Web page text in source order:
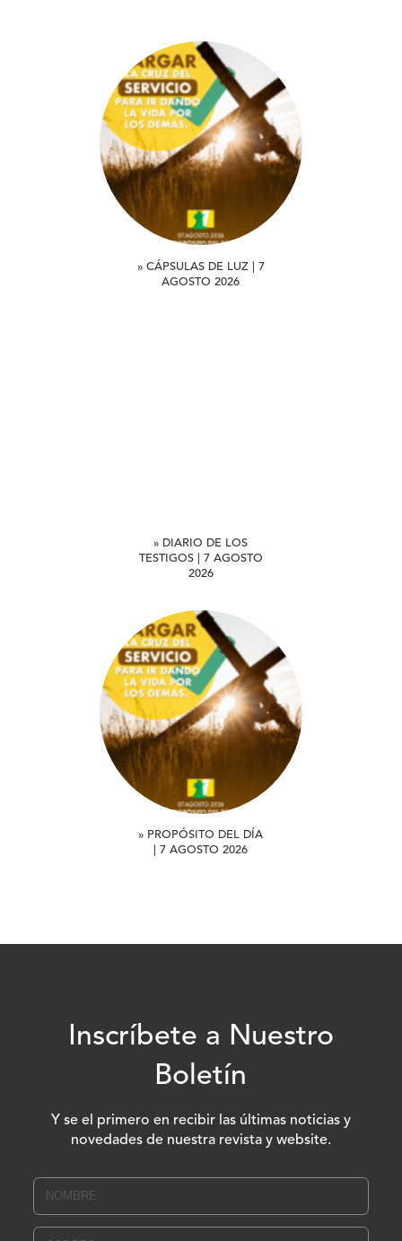
» CÁPSULAS DE LUZ | 7
AGOSTO 2026
» DIARIO DE LOS
TESTIGOS | 7 AGOSTO
2026
» PROPÓSITO DEL DÍA
| 7 AGOSTO 2026
Inscríbete a Nuestro
Boletín
Y se el primero en recibir las últimas noticias y
novedades de nuestra revista y website.